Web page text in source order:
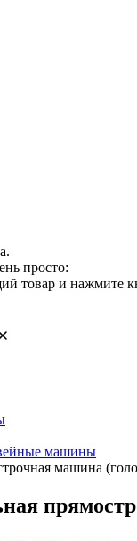
просто:
товар и нажмите
машины
машина